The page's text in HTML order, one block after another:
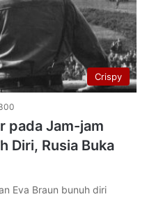
Crispy
pada Jam-jam
Diri, Rusia Buka
Eva Braun bunuh diri